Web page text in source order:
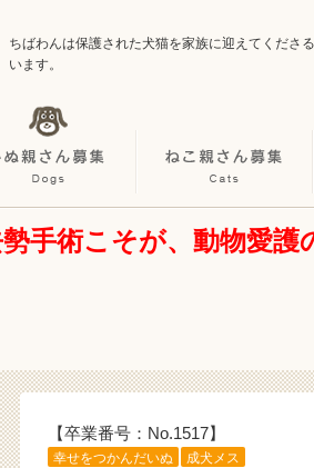
ちばわんは保護された犬猫を家族に迎えてくださ
います。
手術こそが、動物愛護
【卒業番号：No.1517】
幸せをつかんだいぬ 成犬メス